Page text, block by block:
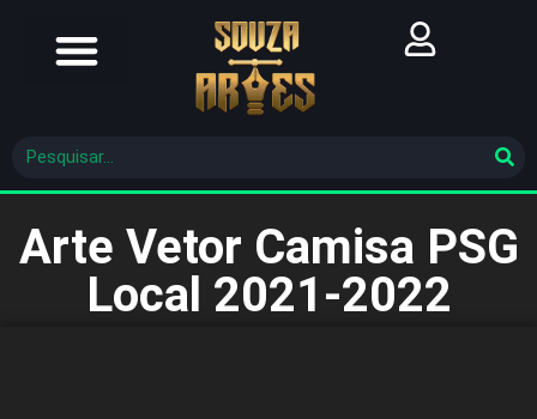
Arte Vetor Camisa PSG
Local 2021-2022